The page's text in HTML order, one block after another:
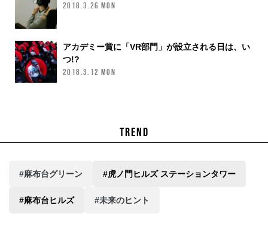
2018.3.26 MON
アカデミー賞に「VR部門」が設立される日は、い
つ!?
2018.3.12 MON
TREND
#麻布台グリーン #虎ノ門ヒルズ ステーションタワー
#麻布台ヒルズ #未来のヒント